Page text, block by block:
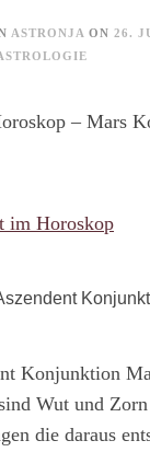
ASTRONJA ON 26.
– Mars
Konjunktion
Wut und
die daraus